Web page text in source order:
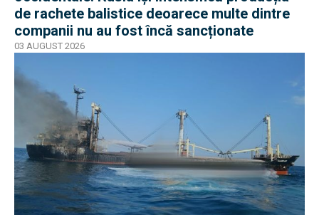
de rachete balistice deoarece multe dintre
companii nu au fost încă sancționate
03 AUGUST 2026